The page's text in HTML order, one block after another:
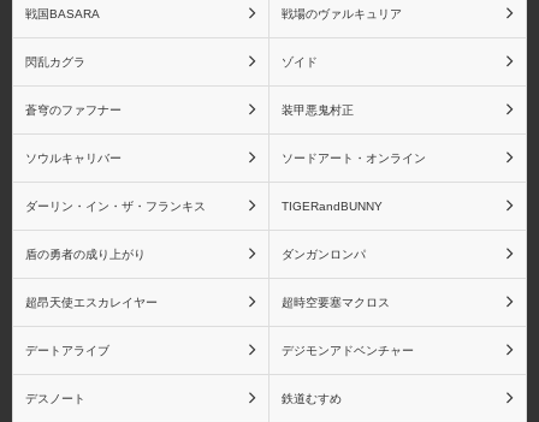
物語シリーズ 戦場ヶ原
ひたぎ
物語シリーズ 忍野忍
物語シリーズ 八九寺真
宵
物語シリーズ 阿良々木
月火
物語シリーズ 阿良々木
物語シリーズ 羽川翼
戦国BASARA 戦場のヴァルキュリア
閃乱カグラ ゾイド
蒼穹のファフナー 装甲悪鬼村正
ソウルキャリバー ソードアート・オンライン
ダーリン・イン・ザ・フランキス TIGERandBUNNY
盾の勇者の成り上がり ダンガンロンパ
超昂天使エスカレイヤー 超時空要塞マクロス
デートアライブ デジモンアドベンチャー
デスノート 鉄道むすめ